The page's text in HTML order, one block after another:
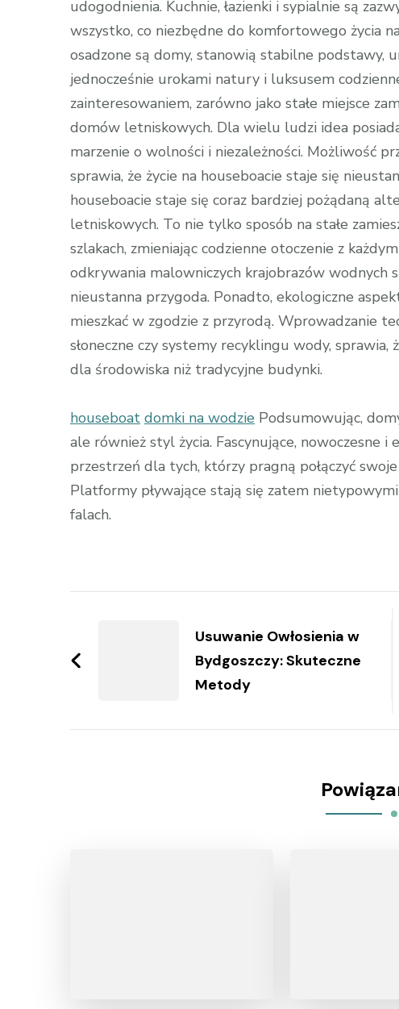
udogodnienia. Kuchnie, łazienki i sypialnie są
wszystko, co niezbędne do komfortowego życia
osadzone są domy, stanowią stabilne podstawy,
jednocześnie urokami natury i luksusem
zainteresowaniem, zarówno jako stałe miejsce
domów letniskowych. Dla wielu ludzi idea
marzenie o wolności i niezależności. Możliwość
sprawia, że życie na houseboacie staje się
houseboacie staje się coraz bardziej pożądaną
letniskowych. To nie tylko sposób na stałe
szlakach, zmieniając codzienne otoczenie z
odkrywania malowniczych krajobrazów wodnych
nieustanna przygoda. Ponadto, ekologiczne
mieszkać w zgodzie z przyrodą. Wprowadzanie
słoneczne czy systemy recyklingu wody,
dla środowiska niż tradycyjne budynki.
houseboat domki na wodzie Podsumowując,
ale również styl życia. Fascynujące, nowoczesne
przestrzeń dla tych, którzy pragną połączyć
Platformy pływające stają się zatem
falach.
wpisy
Usuwanie Owłosienia w
Bydgoszczy: Skuteczne
Metody